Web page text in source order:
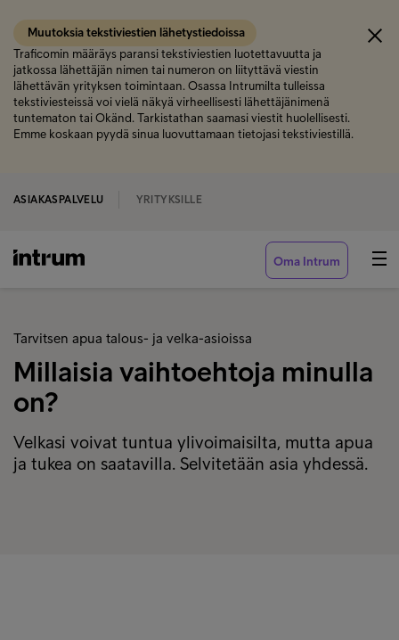
Muutoksia tekstiviestien lähetystiedoissa
Traficomin määräys paransi tekstiviestien luotettavuutta ja
jatkossa lähettäjän nimen tai numeron on liityttävä viestin
lähettävän yrityksen toimintaan. Osassa Intrumilta tulleissa
tekstiviesteissä voi vielä näkyä virheellisesti lähettäjänimenä
tuntematon tai Okänd. Tarkistathan saamasi viestit huolellisesti.
Emme koskaan pyydä sinua luovuttamaan tietojasi tekstiviestillä.
ASIAKASPALVELU YRITYKSILLE
Oma Intrum
Tarvitsen apua talous- ja velka-asioissa
Millaisia vaihtoehtoja minulla
on?
Velkasi voivat tuntua ylivoimaisilta, mutta apua
ja tukea on saatavilla. Selvitetään asia yhdessä.